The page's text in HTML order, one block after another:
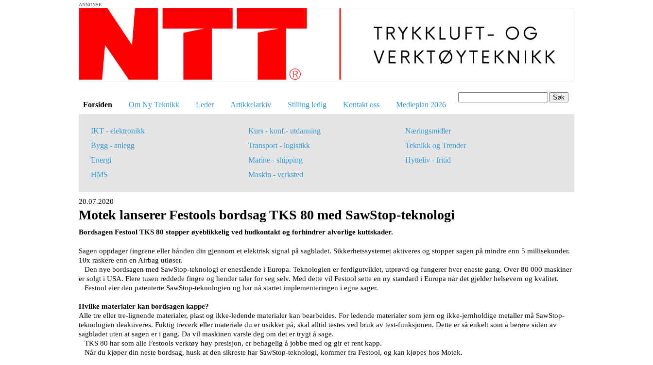
ANNONSE
Søk
Forsiden Om Ny Teknikk Leder Artikkelarkiv Stilling ledig Kontakt oss Medieplan 2026
IKT - elektronikk
Bygg - anlegg
Energi
HMS
Kurs - konf.- utdanning
Transport - logistikk
Marine - shipping
Maskin - verksted
Næringsmidler
Teknikk og Trender
Hytteliv - fritid
20.07.2020
Motek lanserer Festools bordsag TKS 80 med SawStop-teknologi
Bordsagen Festool TKS 80 stopper øyeblikkelig ved hudkontakt og forhindrer alvorlige kuttskader.
Sagen oppdager fingrene eller hånden din gjennom et elektrisk signal på sagbladet. Sikkerhetssystemet aktiveres og stopper sagen på mindre enn 5 millisekunder.
10x raskere enn en Airbag utløser.
Den nye bordsagen med SawStop-teknologi er enestående i Europa. Teknologien er ferdigutviklet, utprøvd og fungerer hver eneste gang. Over 80 000 maskiner
er solgt i USA. Flere tusen reddede fingre og hender taler for seg selv. Med dette vil Festool sette en ny standard i Europa når det gjelder helsevern og kvalitet.
Festool eier den patenterte SawStop-teknologien og har nå startet implementeringen i egne sager.
Hvilke materialer kan bordsagen kappe?
Alle tre eller tre-lignende materialer, plast og ikke-ledende materialer kan bearbeides. For ledende materialer som jern og ikke-jernholdige metaller må SawStop-
teknologien deaktiveres. Fuktig treverk eller materiale du er usikker på, skal alltid testes ved bruk av test-funksjonen. Dette er så enkelt som å berøre siden av
sagbladet uten at sagen er i gang. Da vil maskinen varsle deg om det er trygt å sage.
TKS 80 har som alle Festools verktøy høy presisjon, er behagelig å jobbe med og gir et rent kapp.
Når du kjøper din neste bordsag, husk at den sikreste har SawStop-teknologi, kommer fra Festool, og kan kjøpes hos Motek.